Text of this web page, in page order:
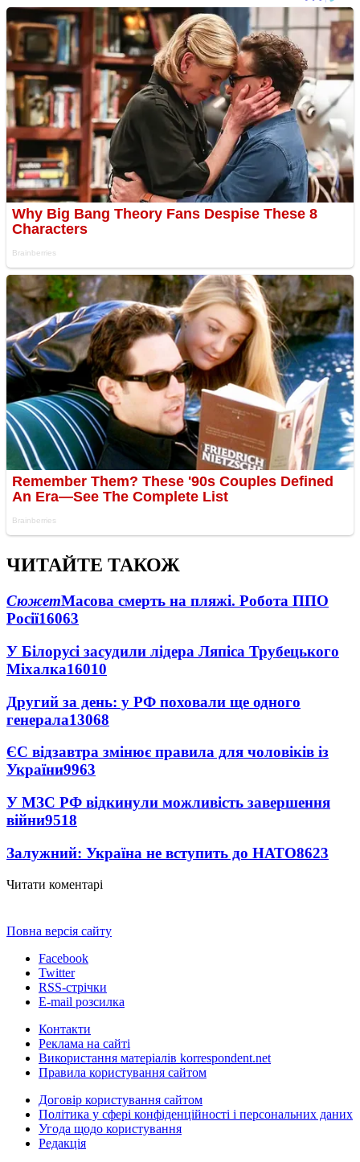
ЧИТАЙТЕ ТАКОЖ
СюжетМасова смерть на пляжі. Робота ППО
Росії16063
У Білорусі засудили лідера Ляпіса Трубецького
Міхалка16010
Другий за день: у РФ поховали ще одного
генерала13068
ЄС відзавтра змінює правила для чоловіків із
України9963
У МЗС РФ відкинули можливість завершення
війни9518
Залужний: Україна не вступить до НАТО8623
Читати коментарі
Повна версія сайту
Facebook
Twitter
RSS-стрічки
E-mail розсилка
Контакти
Реклама на сайті
Використання матеріалів korrespondent.net
Правила користування сайтом
Договір користування сайтом
Політика у сфері конфіденційності і персональних даних
Угода щодо користування
Редакція